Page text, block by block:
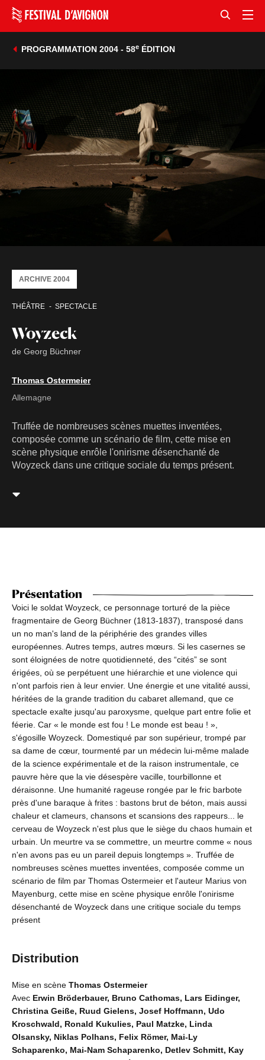
PROGRAMMATION 2004 - 58eÉDITION
Woyzeck
de Georg Büchner
THÉÂTRE SPECTACLE
ARCHIVE 2004
Thomas Ostermeier
Allemagne
Truffée de nombreuses scènes muettes inventées,
composée comme un scénario de film, cette mise en
scène physique enrôle l'onirisme désenchanté de
Woyzeck dans une critique sociale du temps présent.
Présentation
Voici le soldat Woyzeck, ce personnage torturé de la pièce
fragmentaire de Georg Büchner (1813-1837), transposé dans
un no man's land de la périphérie des grandes villes
européennes. Autres temps, autres mœurs. Si les casernes se
sont éloignées de notre quotidienneté, des “cités” se sont
érigées, où se perpétuent une hiérarchie et une violence qui
n'ont parfois rien à leur envier. Une énergie et une vitalité aussi,
héritées de la grande tradition du cabaret allemand, que ce
spectacle exalte jusqu'au paroxysme, quelque part entre folie et
féerie. Car « le monde est fou ! Le monde est beau ! »,
s'égosille Woyzeck. Domestiqué par son supérieur, trompé par
sa dame de cœur, tourmenté par un médecin lui-même malade
de la science expérimentale et de la raison instrumentale, ce
pauvre hère que la vie désespère vacille, tourbillonne et
déraisonne. Une humanité rageuse rongée par le fric barbote
près d'une baraque à frites : bastons brut de béton, mais aussi
chaleur et clameurs, chansons et scansions des rappeurs... le
cerveau de Woyzeck n'est plus que le siège du chaos humain et
urbain. Un meurtre va se commettre, un meurtre comme « nous
n'en avons pas eu un pareil depuis longtemps ». Truffée de
nombreuses scènes muettes inventées, composée comme un
scénario de film par Thomas Ostermeier et l'auteur Marius von
Mayenburg, cette mise en scène physique enrôle l'onirisme
désenchanté de Woyzeck dans une critique sociale du temps
présent
Distribution
Mise en scène Thomas Ostermeier
Avec Erwin Bröderbauer, Bruno Cathomas, Lars Eidinger,
Christina Geiße, Ruud Gielens, Josef Hoffmann, Udo
Kroschwald, Ronald Kukulies, Paul Matzke, Linda
Olsansky, Niklas Polhans, Felix Römer, Mai-Ly
Schaparenko, Mai-Nam Schaparenko, Detlev Schmitt, Kay